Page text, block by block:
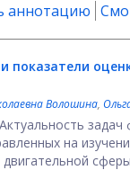
аннотацию
показатели
Волошина,
на